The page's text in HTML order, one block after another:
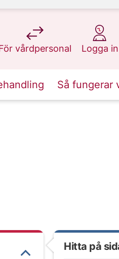
vårdpersonal
på 1177.se
Logga in
på 1177.se
Så fungerar
Hitta på